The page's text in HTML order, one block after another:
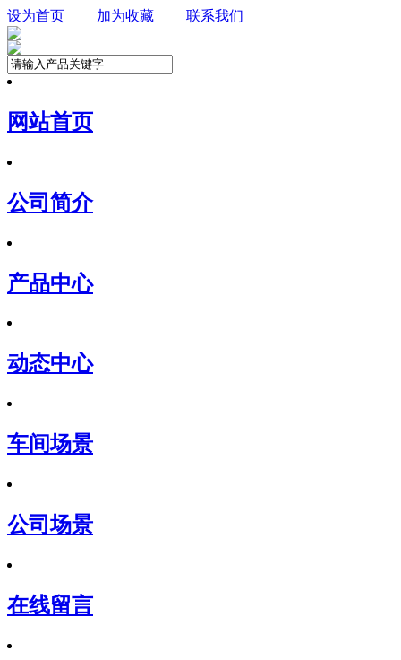
设为首页 加为收藏 联系我们
网站首页
公司简介
产品中心
动态中心
车间场景
公司场景
在线留言